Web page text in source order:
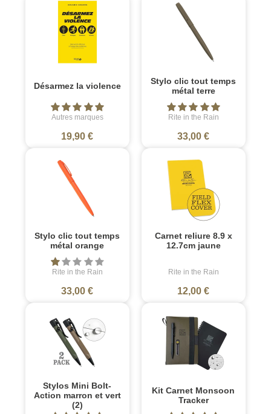
Désarmez la violence
Autres marques
19,90 €
Stylo clic tout temps
métal terre
Rite in the Rain
33,00 €
Stylo clic tout temps
métal orange
Rite in the Rain
33,00 €
Carnet reliure 8.9 x
12.7cm jaune
Rite in the Rain
12,00 €
Stylos Mini Bolt-
Action marron et vert
(2)
Kit Carnet Monsoon
Tracker